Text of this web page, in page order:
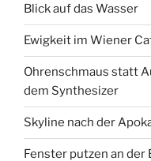
Blick auf das Wasser
Ewigkeit im Wiener
Ohrenschmaus statt
dem Synthesizer
Skyline nach der
Fenster putzen an der